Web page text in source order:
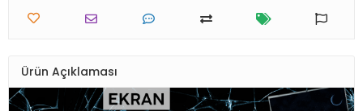
Ürün Açıklaması